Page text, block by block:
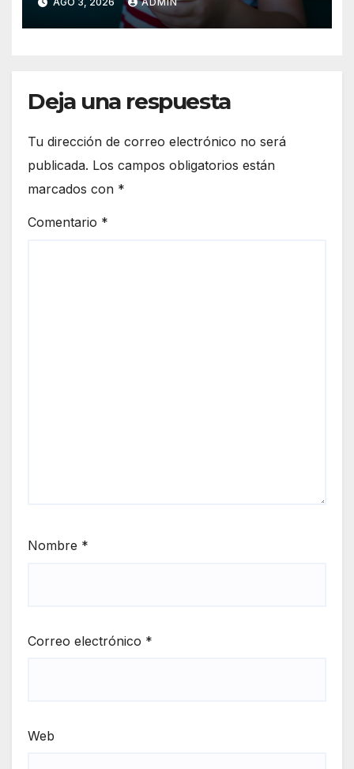
Deja una respuesta
Tu dirección de correo electrónico no será
publicada. Los campos obligatorios están
marcados con *
Comentario *
Nombre *
Correo electrónico *
Web